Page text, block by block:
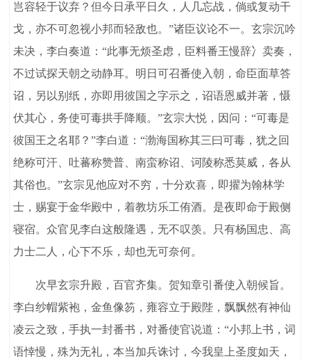
岂容轻于议弃？但今日承平日久，人几忘战，倘或复动干
戈，亦不可忽视小邦而轻敌也。”诸臣议论不一。玄宗沉吟
未决，李白奏道：“此事无烦圣虑，臣料番王慢辞冫卖奏，
不过试探天朝之动静耳。明日可召番使入朝，命臣面草答
诏，另以别纸，亦即用彼国之字示之，诏语恩威并著，慑
伏其心，务使可毒拱手降顺。”玄宗大悦，因问：“可毒是
彼国王之名耶？”李白道：“渤海国称其三曰可毒，犹之回
绝称可汗、吐蕃称赞普、南蛮称诏、诃陵称悉莫威，各从
其俗也。”玄宗见他应对不穷，十分欢喜，即擢为翰林学
士，赐宴于金华殿中，着教坊乐工侑酒。是夜即命于殿侧
寝宿。众官见李白这般隆遇，无不叹羡。只有杨国忠、高
力士二人，心下不乐，却也无可奈何。
次早玄宗升殿，百官齐集。贺知章引番使入朝候旨。
李白纱帽紫袍，金鱼像笏，雍容立于殿陛，飘飘然有神仙
凌云之致，手执一封番书，对番使官说道：“小邦上书，词
语悻慢，殊为无礼，本当加兵诛讨，今我皇上圣度如天，